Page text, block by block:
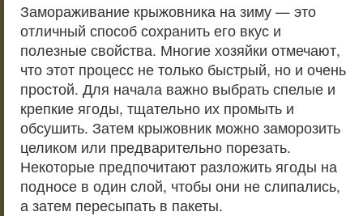
Замораживание крыжовника на зиму — это
отличный способ сохранить его вкус и
полезные свойства. Многие хозяйки отмечают,
что этот процесс не только быстрый, но и очень
простой. Для начала важно выбрать спелые и
крепкие ягоды, тщательно их промыть и
обсушить. Затем крыжовник можно заморозить
целиком или предварительно порезать.
Некоторые предпочитают разложить ягоды на
подносе в один слой, чтобы они не слипались,
а затем пересыпать в пакеты.